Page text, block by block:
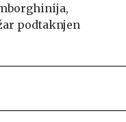
podtaknjen